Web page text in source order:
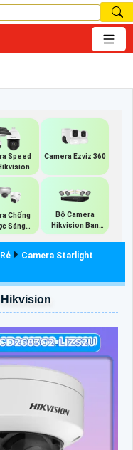
Speed
Camera Ezviz 360
Chống
Sáng
Bộ Camera
Hikvision Ban
Đêm Có Màu
Camera Starlight
Hikvision